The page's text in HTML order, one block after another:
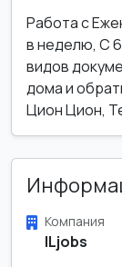
Работа с
в неделю, С
видов
дома и
Цион Цион,
Компания
ILjobs